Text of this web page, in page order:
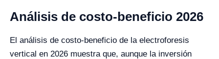
Análisis de costo-beneficio 2026
El análisis de costo-beneficio de la electroforesis
vertical en 2026 muestra que, aunque la inversión